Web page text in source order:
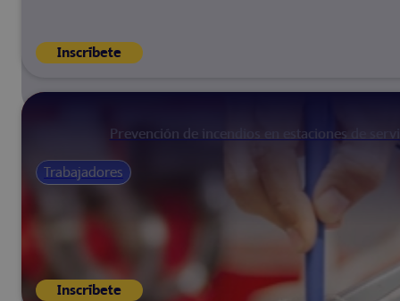
Inscríbete
Prevención de incendios en estaciones de
Trabajadores
Inscríbete